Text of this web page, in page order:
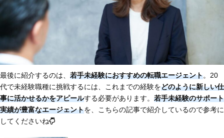
最後に紹介するのは、 若手未経験におすすめの転職エージェント。20
代で未経験職種に挑戦するには、これまでの経験をどのように新しい仕
事に活かせるかをアピールする必要があります。 若手未経験のサポート
実績が豊富なエージェントを、こちらの記事で紹介しているので参考に
してくださいね